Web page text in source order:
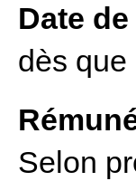
Date
dès
Selon